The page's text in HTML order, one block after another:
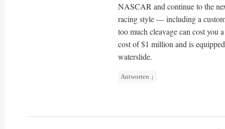
NASCAR and continue to the
racing style — including a
too much cleavage can cost you
cost of $1 million and is
waterslide.
Antworten ↓